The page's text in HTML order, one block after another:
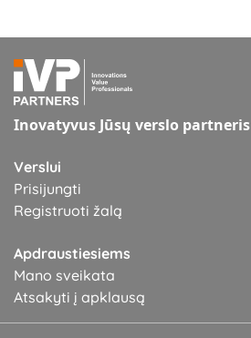
Inovatyvus Jūsų verslo partneris
Verslui
Prisijungti
Registruoti žalą
Apdraustiesiems
Mano sveikata
Atsakyti į apklausą